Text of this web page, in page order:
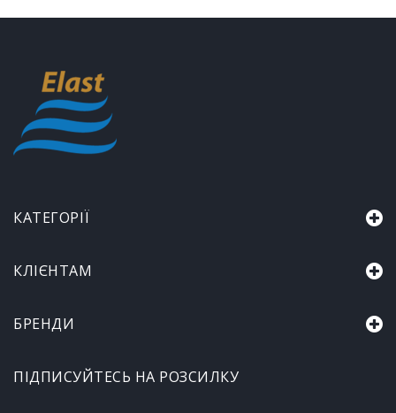
КАТЕГОРІЇ
КЛІЄНТАМ
БРЕНДИ
ПІДПИСУЙТЕСЬ НА РОЗСИЛКУ